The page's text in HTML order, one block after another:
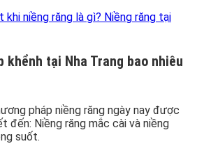
khi niềng răng là gì? Niềng răng tại
khểnh tại Nha Trang bao nhiêu
pháp niềng răng ngày nay được
đến: Niềng răng mắc cài và niềng
suốt.